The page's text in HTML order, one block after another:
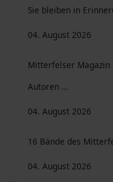
Sie bleiben in
04. August 2026
Mitterfelser Magazin
Autoren …
04. August 2026
16 Bände des
04. August 2026